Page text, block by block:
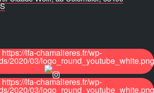
https://lfa-chamalieres.fr/wp-
2020/03/logo_round_youtube_white.png
https://lfa-chamalieres.fr/wp-
2020/03/logo_round_youtube_white.png